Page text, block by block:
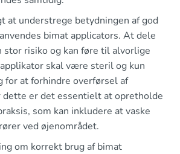
at understrege betydningen af god
bimat applicators. At dele
stor risiko og kan føre til alvorlige
skal være steril og kun
for at forhindre overførsel af
dette er det essentielt at opretholde
som kan inkludere at vaske
ved øjenområdet.
om korrekt brug af bimat